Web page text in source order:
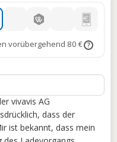
vorübergehend 80 € ?
vivavis AG
dass der
ist bekannt, dass mein